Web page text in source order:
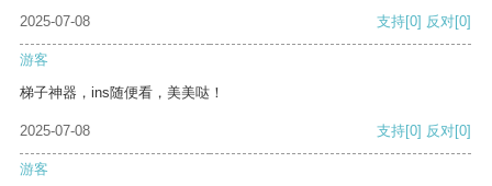
2025-07-08 支持[0] 反对[0]
游客
梯子神器，ins随便看，美美哒！
2025-07-08 支持[0] 反对[0]
游客